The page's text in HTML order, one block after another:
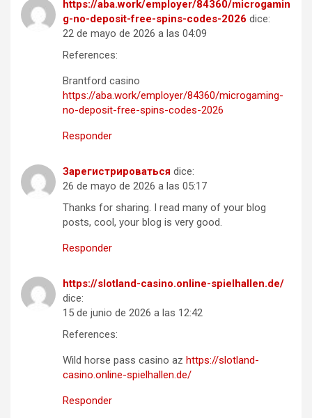
https://aba.work/employer/84360/microgamin
g-no-deposit-free-spins-codes-2026 dice:
22 de mayo de 2026 a las 04:09
References:
Brantford casino
https://aba.work/employer/84360/microgaming-
no-deposit-free-spins-codes-2026
Responder
Зарегистрироваться dice:
26 de mayo de 2026 a las 05:17
Thanks for sharing. I read many of your blog
posts, cool, your blog is very good.
Responder
https://slotland-casino.online-spielhallen.de/
dice:
15 de junio de 2026 a las 12:42
References:
Wild horse pass casino az https://slotland-
casino.online-spielhallen.de/
Responder